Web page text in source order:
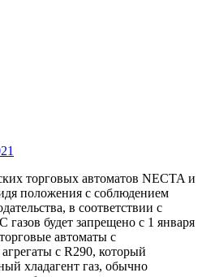
торговых автоматов NECTA и
положения с соблюдением
в соответствии с
газов будет запрещено с 1 января
автоматы с
с R290, который
хладагент газ, обычно